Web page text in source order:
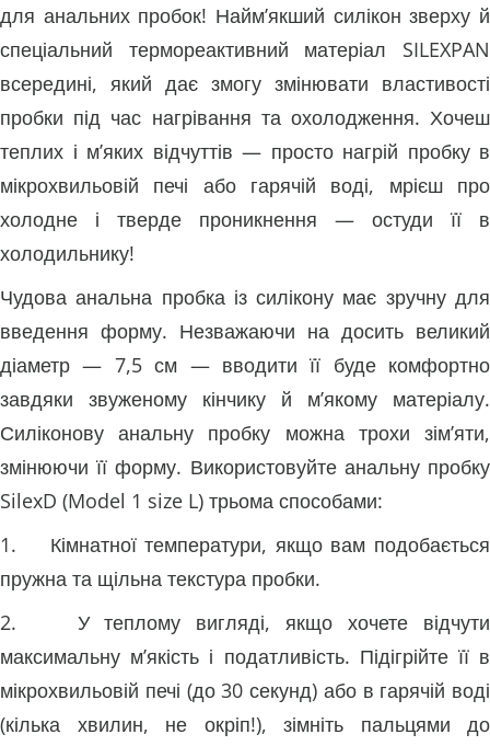
для анальних пробок! Найм’якший силікон зверху й
спеціальний термореактивний матеріал SILEXPAN
всередині, який дає змогу змінювати властивості
пробки під час нагрівання та охолодження. Хочеш
теплих і м’яких відчуттів — просто нагрій пробку в
мікрохвильовій печі або гарячій воді, мрієш про
холодне і тверде проникнення — остуди її в
холодильнику!
Чудова анальна пробка із силікону має зручну для
введення форму. Незважаючи на досить великий
діаметр — 7,5 см — вводити її буде комфортно
завдяки звуженому кінчику й м’якому матеріалу.
Силіконову анальну пробку можна трохи зім’яти,
змінюючи її форму. Використовуйте анальну пробку
SilexD (Model 1 size L) трьома способами:
1. Кімнатної температури, якщо вам подобається
пружна та щільна текстура пробки.
2. У теплому вигляді, якщо хочете відчути
максимальну м’якість і податливість. Підігрійте її в
мікрохвильовій печі (до 30 секунд) або в гарячій воді
(кілька хвилин, не окріп!), зімніть пальцями до